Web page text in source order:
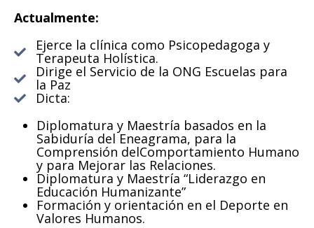
Actualmente:
Ejerce la clínica como Psicopedagoga y
Terapeuta Holística.
Dirige el Servicio de la ONG Escuelas para
la Paz
Dicta:
Diplomatura y Maestría basados en la
Sabiduría del Eneagrama, para la
Comprensión delComportamiento Humano
y para Mejorar las Relaciones.
Diplomatura y Maestría “Liderazgo en
Educación Humanizante”
Formación y orientación en el Deporte en
Valores Humanos.